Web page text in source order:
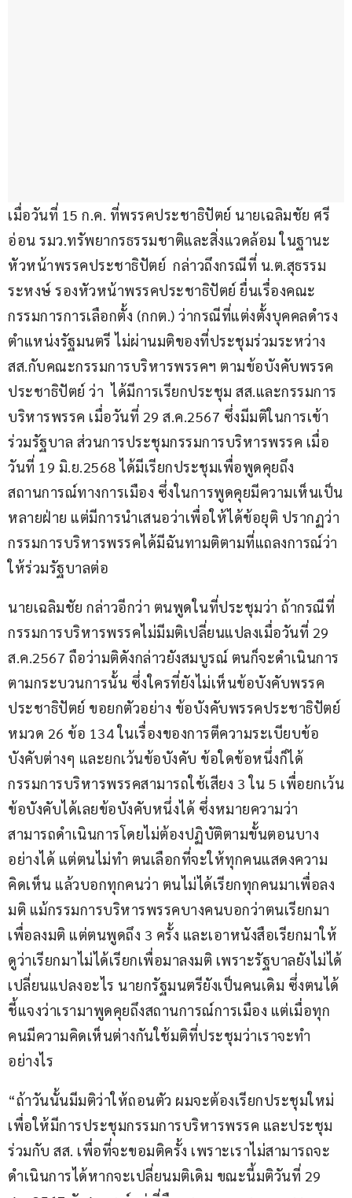
เมื่อวันที่ 15 ก.ค. ที่พรรคประชาธิปัตย์ นายเฉลิมชัย ศรี
อ่อน รมว.ทรัพยากรธรรมชาติและสิ่งแวดล้อม ในฐานะ
หัวหน้าพรรคประชาธิปัตย์  กล่าวถึงกรณีที่ น.ต.สุธรรม
ระหงษ์ รองหัวหน้าพรรคประชาธิปัตย์ ยื่นเรื่องคณะ
กรรมการการเลือกตั้ง (กกต.) ว่ากรณีที่แต่งตั้งบุคคลดำรง
ตำแหน่งรัฐมนตรี ไม่ผ่านมติของที่ประชุมร่วมระหว่าง
สส.กับคณะกรรมการบริหารพรรคฯ ตามข้อบังคับพรรค
ประชาธิปัตย์ ว่า  ได้มีการเรียกประชุม สส.และกรรมการ
บริหารพรรค เมื่อวันที่ 29 ส.ค.2567 ซึ่งมีมติในการเข้า
ร่วมรัฐบาล ส่วนการประชุมกรรมการบริหารพรรค เมื่อ
วันที่ 19 มิ.ย.2568 ได้มีเรียกประชุมเพื่อพูดคุยถึง
สถานการณ์ทางการเมือง ซึ่งในการพูดคุยมีความเห็นเป็น
หลายฝ่าย แต่มีการนำเสนอว่าเพื่อให้ได้ข้อยุติ ปรากฏว่า
กรรมการบริหารพรรคได้มีฉันทามติตามที่แถลงการณ์ว่า
ให้ร่วมรัฐบาลต่อ
นายเฉลิมชัย กล่าวอีกว่า ตนพูดในที่ประชุมว่า ถ้ากรณีที่
กรรมการบริหารพรรคไม่มีมติเปลี่ยนแปลงเมื่อวันที่ 29
ส.ค.2567 ถือว่ามติดังกล่าวยังสมบูรณ์ ตนก็จะดำเนินการ
ตามกระบวนการนั้น ซึ่งใครที่ยังไม่เห็นข้อบังคับพรรค
ประชาธิปัตย์ ขอยกตัวอย่าง ข้อบังคับพรรคประชาธิปัตย์
หมวด 26 ข้อ 134 ในเรื่องของการตีความระเบียบข้อ
บังคับต่างๆ และยกเว้นข้อบังคับ ข้อใดข้อหนึ่งก็ได้
กรรมการบริหารพรรคสามารถใช้เสียง 3 ใน 5 เพื่อยกเว้น
ข้อบังคับได้เลยข้อบังคับหนึ่งได้ ซึ่งหมายความว่า
สามารถดำเนินการโดยไม่ต้องปฏิบัติตามขั้นตอนบาง
อย่างได้ แต่ตนไม่ทำ ตนเลือกที่จะให้ทุกคนแสดงความ
คิดเห็น แล้วบอกทุกคนว่า ตนไม่ได้เรียกทุกคนมาเพื่อลง
มติ แม้กรรมการบริหารพรรคบางคนบอกว่าตนเรียกมา
เพื่อลงมติ แต่ตนพูดถึง 3 ครั้ง และเอาหนังสือเรียกมาให้
ดูว่าเรียกมาไม่ได้เรียกเพื่อมาลงมติ เพราะรัฐบาลยังไม่ได้
เปลี่ยนแปลงอะไร นายกรัฐมนตรียังเป็นคนเดิม ซึ่งตนได้
ชี้แจงว่าเรามาพูดคุยถึงสถานการณ์การเมือง แต่เมื่อทุก
คนมีความคิดเห็นต่างกันใช้มติที่ประชุมว่าเราจะทำ
อย่างไร
“ถ้าวันนั้นมีมติว่าให้ถอนตัว ผมจะต้องเรียกประชุมใหม่
เพื่อให้มีการประชุมกรรมการบริหารพรรค และประชุม
ร่วมกับ สส. เพื่อที่จะขอมติครั้ง เพราะเราไม่สามารถจะ
ดำเนินการได้หากจะเปลี่ยนมติเดิม ขณะนี้มติวันที่ 29